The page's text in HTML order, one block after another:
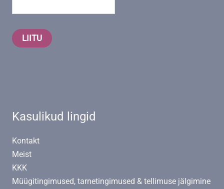
LIITU
Kasulikud lingid
Kontakt
Meist
KKK
Müügitingimused, tarnetingimused & tellimuse jälgimine